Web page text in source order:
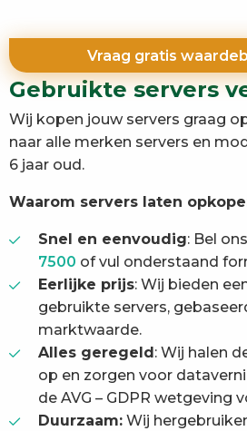
Vraag gratis
Gebruikte servers
Wij kopen jouw servers graag
naar alle merken servers en
6 jaar oud.
Waarom servers laten
Snel en eenvoudig: Bel
7500 of vul onderstaand
Eerlijke prijs: Wij bieden
gebruikte servers,
marktwaarde.
Alles geregeld : Wij halen
op en zorgen voor
de AVG – GDPR wetgeving
Duurzaam: Wij